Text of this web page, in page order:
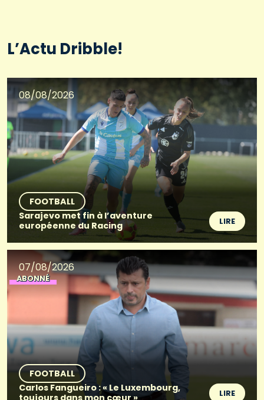
L’Actu Dribble!
08/08/2026
FOOTBALL
Sarajevo met fin à l’aventure
européenne du Racing
LIRE
07/08/2026
ABONNÉ
FOOTBALL
Carlos Fangueiro : « Le Luxembourg,
toujours dans mon cœur »
LIRE